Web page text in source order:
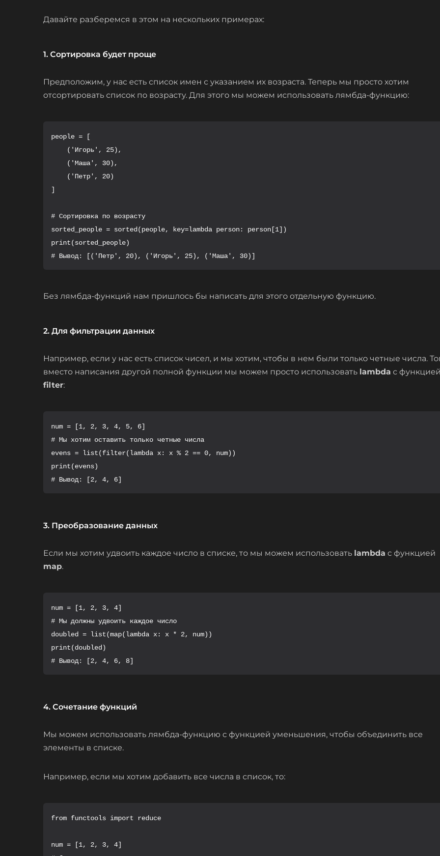
Давайте разберемся в этом на нескольких примерах:
1. Сортировка будет проще
Предположим, у нас есть список имен с указанием их возраста. Теперь мы просто хотим
отсортировать список по возрасту. Для этого мы можем использовать лямбда-функцию:
people = [
    ('Игорь', 25),
    ('Маша', 30),
    ('Петр', 20)
]
# Сортировка по возрасту
sorted_people = sorted(people, key=lambda person: person[1])
print(sorted_people)
# Вывод: [('Петр', 20), ('Игорь', 25), ('Маша', 30)]
Без лямбда-функций нам пришлось бы написать для этого отдельную функцию.
2. Для фильтрации данных
Например, если у нас есть список чисел, и мы хотим, чтобы в нем были только четные числа.
вместо написания другой полной функции мы можем просто использовать lambda с
filter:
num = [1, 2, 3, 4, 5, 6]
# Мы хотим оставить только четные числа
evens = list(filter(lambda x: x % 2 == 0, num))
print(evens)
# Вывод: [2, 4, 6]
3. Преобразование данных
Если мы хотим удвоить каждое число в списке, то мы можем использовать lambda с функцией
map.
num = [1, 2, 3, 4]
# Мы должны удвоить каждое число
doubled = list(map(lambda x: x * 2, num))
print(doubled)
# Вывод: [2, 4, 6, 8]
4. Сочетание функций
Мы можем использовать лямбда-функцию с функцией уменьшения, чтобы объединить все
элементы в списке.
Например, если мы хотим добавить все числа в список, то:
from functools import reduce
num = [1, 2, 3, 4]